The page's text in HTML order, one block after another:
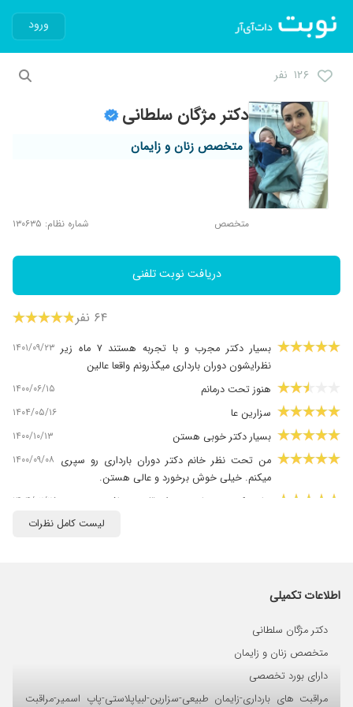
ورود
۱۲۶ نفر
دکتر مژگان سلطانی
متخصص زنان و زایمان
متخصص شماره نظام: ۱۳۰۶۳۵
دریافت نوبت تلفنی
۶۴ نفر
بسیار دکتر مجرب و با تجربه هستند ۷ ماه زیر
نظرایشون دوران بارداری میگذرونم واقعا عالین
۱۴۰۱/۰۹/۲۳
هنوز تحت درمانم ۱۴۰۰/۰۶/۱۵
سزارین عا ۱۴۰۴/۰۵/۱۶
بسیار دکتر خوبی هستن ۱۴۰۰/۱۰/۱۳
من تحت نظر خانم دکتر دوران بارداری رو سپری
میکنم. خیلی خوش برخورد و عالی هستن.
۱۴۰۰/۰۹/۰۸
خانم دکتری مهربان و خوش قلب و حاذق ۱۴۰۴/۰۲/۲۵
۱۴۰۰/۱۰/۲۸
برخورد خوبی داشتن
چکاپ سالانه
برای عمل زیبایی بعد زایمتن پیششون مراجعه کردم .
البته زایمان طبیعی داشتم خود دکتر سلطانی پزشکم
لیست کامل نظرات
اطلاعات تکمیلی
دکتر مژگان سلطانی
متخصص زنان و زایمان
دارای بورد تخصصی
مراقبت های بارداری-زایمان طبیعی-سزارین-لبیاپلاستی-پاپ اسمیر-مراقبت